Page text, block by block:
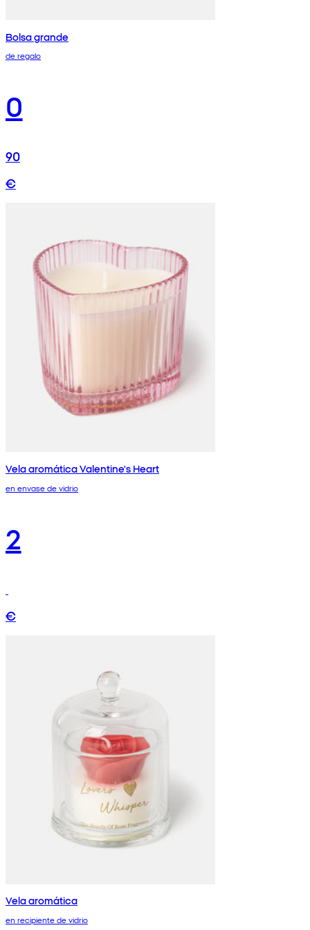
Bolsa grande
de regalo
0
90
€
Vela aromática Valentine's Heart
en envase de vidrio
2
€
Vela aromática
en recipiente de vidrio